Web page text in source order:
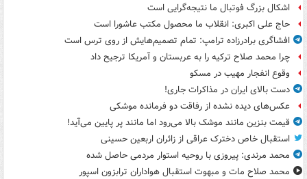
اشکال بزرگ فوتبال ما نتیجه‌گرایی است
حاج علی اکبری: انقلاب ما محصول مکتب عاشورا است
افشاگری برادرزاده ترامپ: تمام تصمیم‌هایش از روی ترس است
چرا محمد صلاح ترکیه را به عربستان و آمریکا ترجیح داد
وقوع انفجار مهیب در مسکو
دست بالای ایران در مذاکرات جاری!
عکس‌های دیده نشده از رفاقت دو فرمانده‌ موشکی
قیمت بنزین مانند موشک بالا می‌رود اما مانند پر پایین می‌آید!
استقبال خاص دخترک عراقی از زائران اربعین حسینی
محمد مرندی: پیروزی با روحیه استوار مردمی حاصل شده
محمد صلاح مات و مبهوت استقبال هواداران ترابزون اسپور